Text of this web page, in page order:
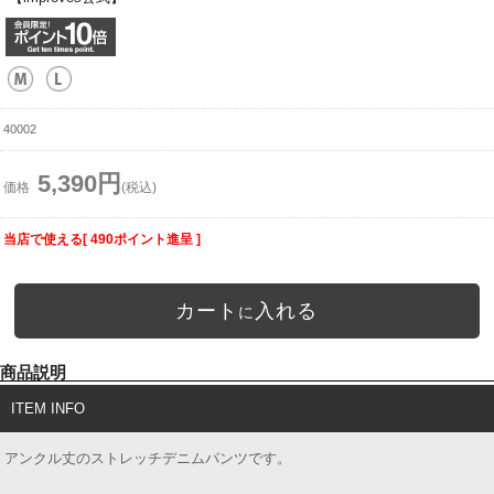
40002
価格 5,390円 (税込)
当店で使える[ 490ポイント進呈 ]
カート に 入れる
商品説明
ITEM INFO
アンクル丈のストレッチデニムパンツです。